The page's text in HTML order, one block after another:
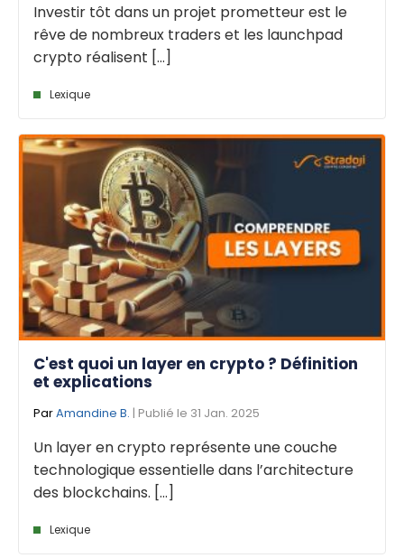
Investir tôt dans un projet prometteur est le
rêve de nombreux traders et les launchpad
crypto réalisent [...]
Lexique
C'est quoi un layer en crypto ? Définition
et explications
ParAmandine B. | Publié le 31 Jan. 2025
Un layer en crypto représente une couche
technologique essentielle dans l’architecture
des blockchains. [...]
Lexique